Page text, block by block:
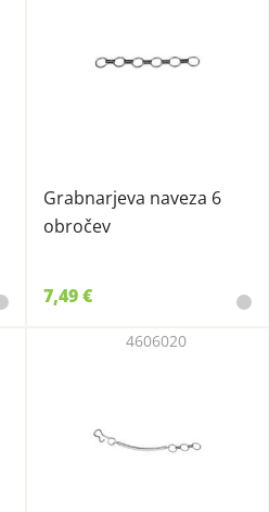
Grabnarjeva naveza 6
obročev
7,49 €
4606020